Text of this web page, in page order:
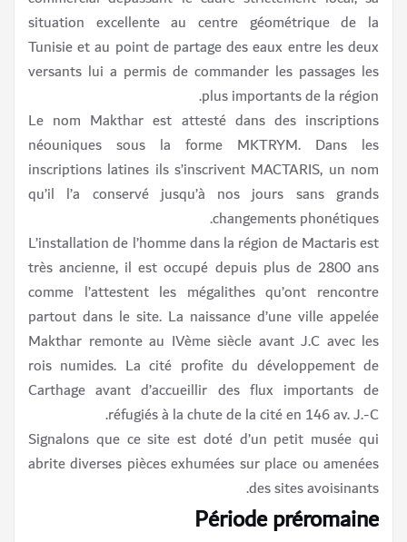
situation excellente au centre géométrique de la
Tunisie et au point de partage des eaux entre les deux
versants lui a permis de commander les passages les
plus importants de la région.
Le nom Makthar est attesté dans des inscriptions
néouniques sous la forme MKTRYM. Dans les
inscriptions latines ils s’inscrivent MACTARIS, un nom
qu’il l’a conservé jusqu’à nos jours sans grands
changements phonétiques.
L’installation de l’homme dans la région de Mactaris est
très ancienne, il est occupé depuis plus de 2800 ans
comme l’attestent les mégalithes qu’ont rencontre
partout dans le site. La naissance d’une ville appelée
Makthar remonte au IVème siècle avant J.C avec les
rois numides. La cité profite du développement de
Carthage avant d’accueillir des flux importants de
réfugiés à la chute de la cité en 146 av. J.-C.
Signalons que ce site est doté d’un petit musée qui
abrite diverses pièces exhumées sur place ou amenées
des sites avoisinants.
Période préromaine